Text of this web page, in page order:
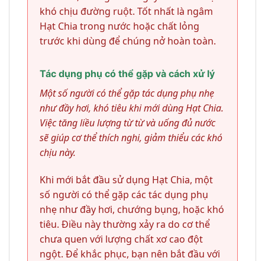
khó chịu đường ruột. Tốt nhất là ngâm
Hạt Chia trong nước hoặc chất lỏng
trước khi dùng để chúng nở hoàn toàn.
Tác dụng phụ có thể gặp và cách xử lý
Một số người có thể gặp tác dụng phụ nhẹ
như đầy hơi, khó tiêu khi mới dùng Hạt Chia.
Việc tăng liều lượng từ từ và uống đủ nước
sẽ giúp cơ thể thích nghi, giảm thiểu các khó
chịu này.
Khi mới bắt đầu sử dụng Hạt Chia, một
số người có thể gặp các tác dụng phụ
nhẹ như đầy hơi, chướng bụng, hoặc khó
tiêu. Điều này thường xảy ra do cơ thể
chưa quen với lượng chất xơ cao đột
ngột. Để khắc phục, bạn nên bắt đầu với